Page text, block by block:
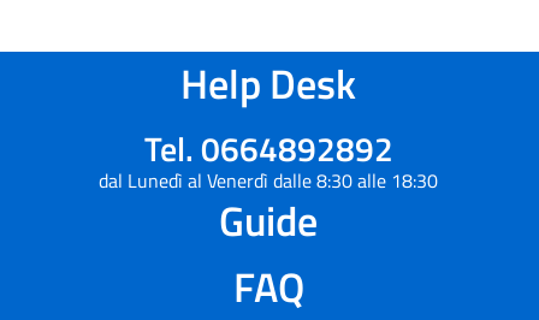
Help Desk
Tel. 0664892892
dal Lunedì al Venerdì dalle 8:30 alle 18:30
Guide
FAQ